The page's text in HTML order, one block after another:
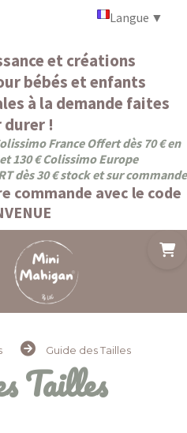
et créations
bébés et enfants
à la demande faites
durer !
France Offert dès 70 € en
130 € Colissimo Europe
dès 30 € stock et sur commande
commande avec le code
Guide des Tailles
Tailles
Langue ▼